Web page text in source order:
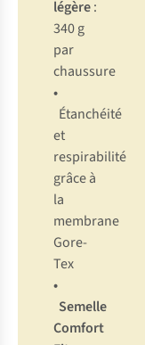
légère:
340 g
par
chaussure
•
Étanchéité
et
respirabilité
grâce à
la
membrane
Gore-
Tex
•
Semelle
Comfort